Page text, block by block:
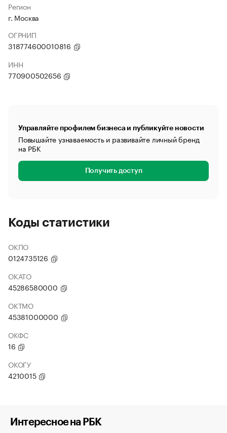
Регион
г. Москва
ОГРНИП
318774600010816
ИНН
770900502656
Управляйте профилем бизнеса и публикуйте новости
Повышайте узнаваемость и развивайте личный бренд
на РБК
Получить доступ
Коды статистики
ОКПО
0124735126
ОКАТО
45286580000
ОКТМО
45381000000
ОКФС
16
ОКОГУ
4210015
Интересное на РБК